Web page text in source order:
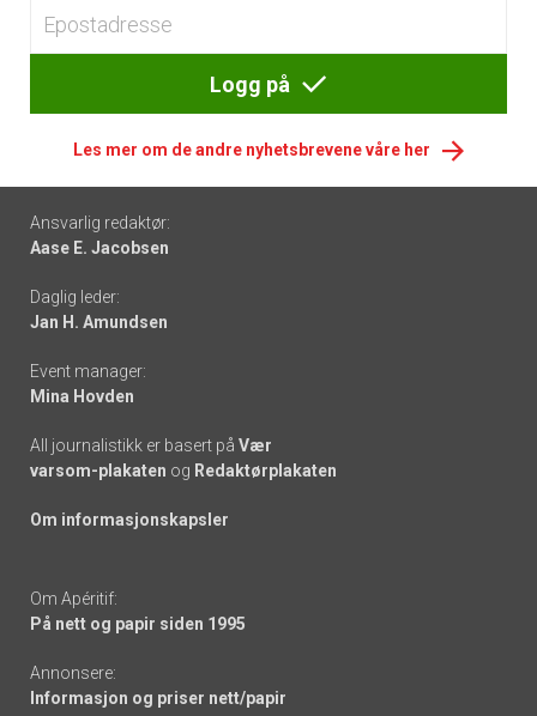
Logg på
Les mer om de andre nyhetsbrevene våre her
Footer
-
links
Ansvarlig redaktør:
Aase E. Jacobsen
Daglig leder:
Jan H. Amundsen
Event manager:
Mina Hovden
All journalistikk er basert på Vær
varsom-plakaten og Redaktørplakaten
Om informasjonskapsler
Om Apéritif:
På nett og papir siden 1995
Annonsere:
Informasjon og priser nett/papir